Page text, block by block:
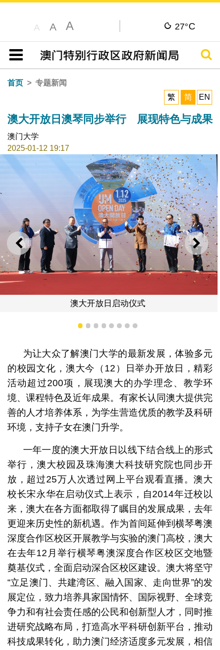
A A A 27°C
目录
搜寻
首页
专题新闻
繁
简 EN
澳大开放日澳琴同步举行 展现特色与成果
澳门大学
2025-01-12 19:17
上一则 下一
澳大开放日启动仪式
1 2 3 4 5 6 7 8
为让大众了解澳门大学的最新发展，体验多元
的校园文化，澳大今（12）日举办开放日，精彩
活动超过200项，展现澳大的办学理念、教学环
境、课程特色及近年成果。有家长认同澳大提供完
善的人才培养体系，为学生营造优质的教学及科研
环境，支持子女在澳门升学。
一年一度的澳大开放日以线下结合线上的形式
举行，澳大校园及珠海澳大科技研究院也同步开
放，超过25万人次透过网上平台观看直播。澳大
校长宋永华在启动仪式上表示，自2014年迁校以
来，澳大在各方面都取得了瞩目的发展成果，去年
更迎来历史性的新机遇。作为首间延伸到横琴粤澳
深度合作区校区开展教学与实验的澳门高校，澳大
在去年12月举行横琴粤澳深度合作区校区交地暨
奠基仪式，全面启动深合区校区建设。澳大将坚守
“立足澳门、共建湾区、融入国家、走向世界”的发
展定位，致力培养具家国情怀、国际视野、全球竞
争力和有社会责任感的公民和创新型人才，同时推
进研究战略布局，打造高水平科研创新平台，推动
科技成果转化，助力澳门经济适度多元发展，相信